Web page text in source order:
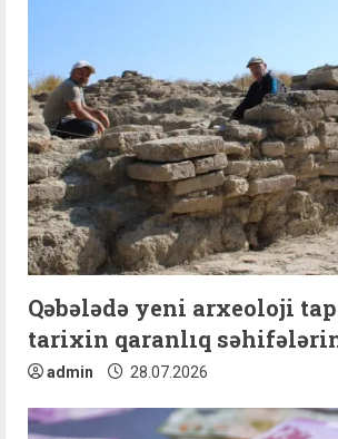
e
a
d
i
n
g
Qəbələdə yeni arxeoloji
tarixin qaranlıq
admin 28.07.2026